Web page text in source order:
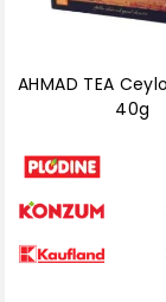
AHMAD TEA
40g